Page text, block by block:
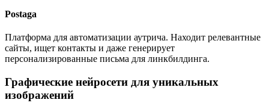
Postaga
Платформа для автоматизации аутрича. Находит релевантные
сайты, ищет контакты и даже генерирует
персонализированные письма для линкбилдинга.
Графические нейросети для уникальных
изображений